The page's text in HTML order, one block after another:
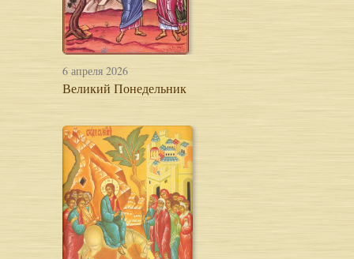
6 апреля 2026
Великий Понедельник